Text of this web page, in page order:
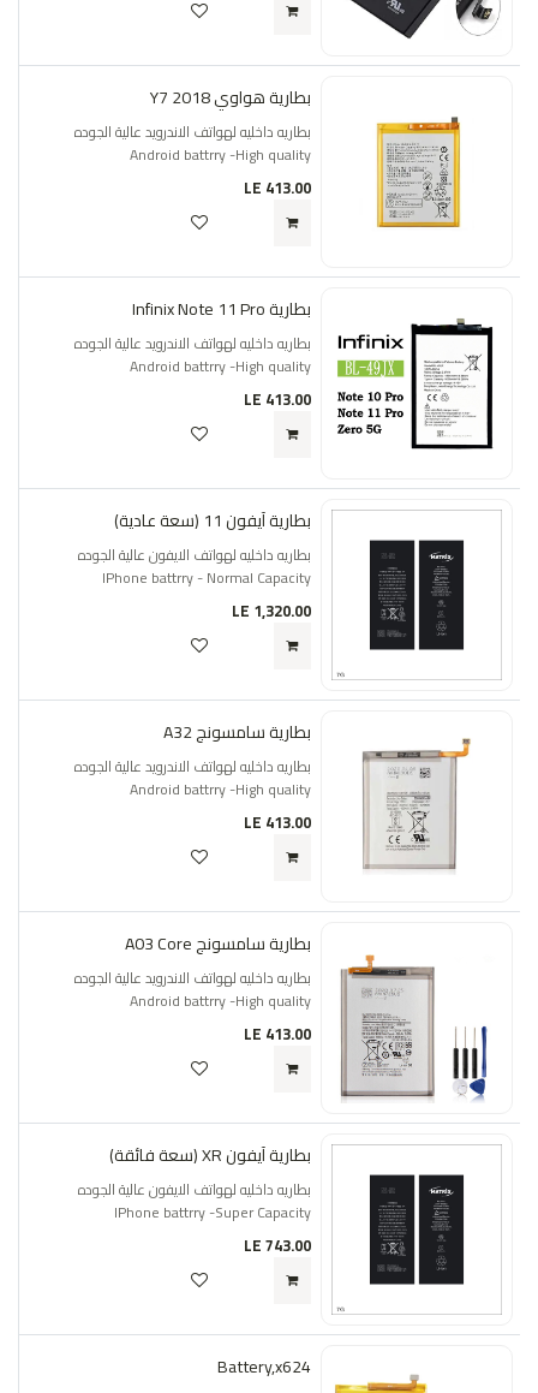
بطارية هواوي Y7 2018
بطاريه داخليه لهواتف الاندرويد عالية الجوده
Android battrry -High quality
413.00
بطارية Infinix Note 11 Pro
بطاريه داخليه لهواتف الاندرويد عالية الجوده
Android battrry -High quality
413.00
بطارية آيفون 11 (سعة عادية)
بطاريه داخليه لهواتف الايفون عالية الجوده
IPhone battrry - Normal Capacity
1,320.00
بطارية سامسونج A32
بطاريه داخليه لهواتف الاندرويد عالية الجوده
Android battrry -High quality
413.00
بطارية سامسونج A03 Core
بطاريه داخليه لهواتف الاندرويد عالية الجوده
Android battrry -High quality
413.00
بطارية آيفون XR (سعة فائقة)
بطاريه داخليه لهواتف الايفون عالية الجوده
IPhone battrry -Super Capacity
743.00
Battery,x624